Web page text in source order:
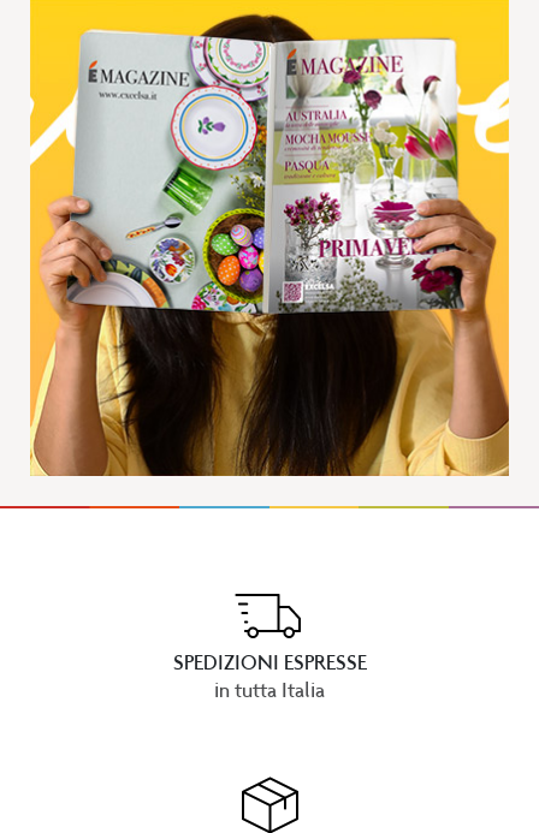
SPEDIZIONI ESPRESSE
in tutta Italia